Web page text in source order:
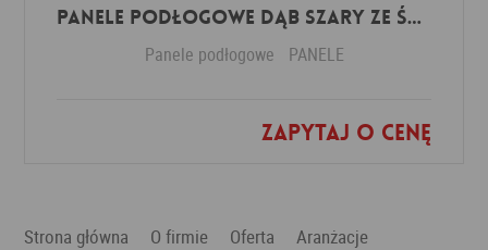
Panele Podłogowe Dąb Szary ze śladami cięcia piłą IMU1858 AC5 12 mm
Panele podłogowe PANELE
Zapytaj o cenę
Dodaj do ulubionych
Strona główna O firmie Oferta
Aranżacje